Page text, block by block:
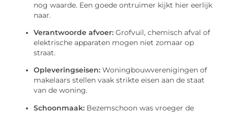
nog waarde. Een goede ontruimer kijkt hier eerlijk
naar.
Verantwoorde afvoer: Grofvuil, chemisch afval of
elektrische apparaten mogen niet zomaar op
straat.
Opleveringseisen: Woningbouwverenigingen of
makelaars stellen vaak strikte eisen aan de staat
van de woning.
Schoonmaak: Bezemschoon was vroeger de